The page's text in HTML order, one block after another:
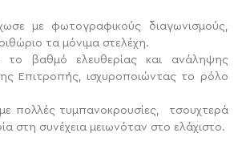
με φωτογραφικούς διαγωνισμούς,
τα μόνιμα στελέχη.
βαθμό ελευθερίας και ανάληψης
Επιτροπής, ισχυροποιώντας το ρόλο
πολλές τυμπανοκρουσίες, τσουχτερά
στη συνέχεια μειωνόταν στο ελάχιστο.